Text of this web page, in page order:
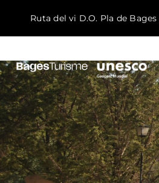
Skip to content
Ruta del vi D.O. Pla de Bages